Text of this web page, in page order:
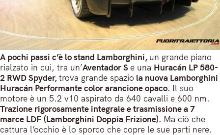
A pochi passi c’è lo stand Lamborghini, un grande piano
rialzato in cui, tra un’Aventador S e una Huracán LP 580-
2 RWD Spyder,trova grande spazio la nuova Lamborghini
Huracán Performante color arancione opaco. Il suo
motore è un 5.2 v10 aspirato da 640 cavalli e 600 nm.
Trazione rigorosamente integrale e trasmissione a 7
marce LDF (Lamborghini Doppia Frizione). Ma ciò che
cattura l’occhio è lo sporco che copre le sue parti nere.